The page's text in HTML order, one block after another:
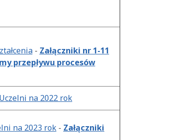
- Załączniki nr 1-11
przepływu procesów
na 2022 rok
na 2023 rok - Załączniki